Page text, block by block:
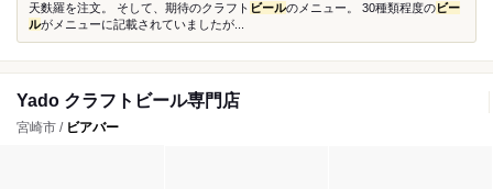
天麩羅を注文。 そして、期待のクラフト ビールのメニュー。 30種類程度の ビー
ルがメニューに記載されていましたが...
Yado クラフトビール専門店
宮崎市 / ビアバー